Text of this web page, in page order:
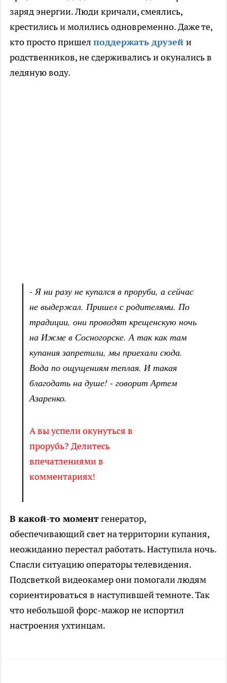
заряд энергии. Люди кричали, смеялись,
крестились и молились одновременно. Даже те,
кто просто пришел поддержать друзей и
родственников, не сдерживались и окунались в
ледяную воду.
- Я ни разу не купался в проруби, а сейчас
не выдержал. Пришел с родителями. По
традиции, они проводят крещенскую ночь
на Ижме в Сосногорске. А так как там
купания запретили, мы приехали сюда.
Вода по ощущениям теплая. И такая
благодать на душе! - говорит Артем
Азаренко.
А вы успели окунуться в
прорубь? Делитесь
впечатлениями в
комментариях!
В какой-то моментгенератор,
обеспечивающий свет на территории купания,
неожиданно перестал работать. Наступила ночь.
Спасли ситуацию операторы телевидения.
Подсветкой видеокамер они помогали людям
сориентироваться в наступившей темноте. Так
что небольшой форс-мажор не испортил
настроения ухтинцам.